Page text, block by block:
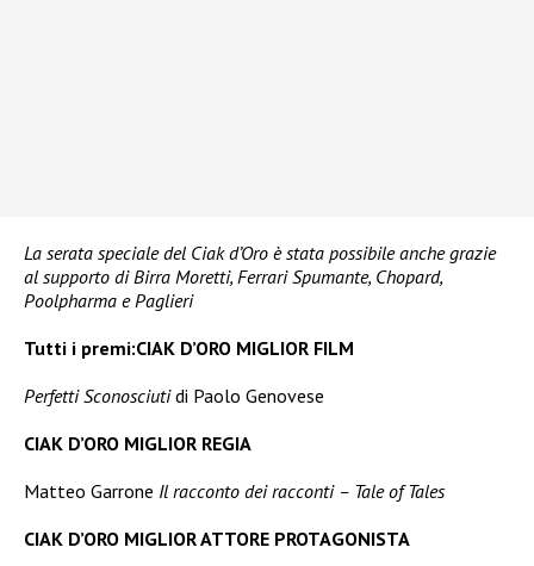
La serata speciale del Ciak d’Oro è stata possibile anche grazie
al supporto di Birra Moretti, Ferrari Spumante, Chopard,
Poolpharma e Paglieri
Tutti i premi:CIAK D’ORO MIGLIOR FILM
Perfetti Sconosciutidi Paolo Genovese
CIAK D’ORO MIGLIOR REGIA
Matteo Garrone Il racconto dei racconti – Tale of Tales
CIAK D’ORO MIGLIOR ATTORE PROTAGONISTA